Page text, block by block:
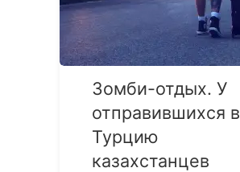
Зомби-отдых. У
отправившихся в
Турцию
казахстанцев